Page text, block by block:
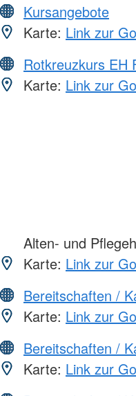
Kursangebote
Karte: Link zur
Rotkreuzkurs EH
Karte: Link zur
Alten- und
Karte: Link zur
Bereitschaften /
Karte: Link zur
Bereitschaften /
Karte: Link zur